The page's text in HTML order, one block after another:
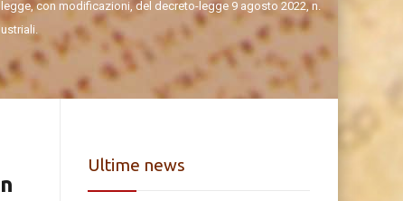
con modificazioni, del decreto-legge 9 agosto 2022, n.
Ultime news